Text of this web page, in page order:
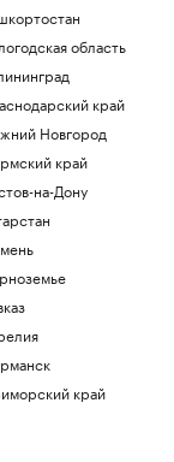
область
край
Новгород
край
на-Дону
край